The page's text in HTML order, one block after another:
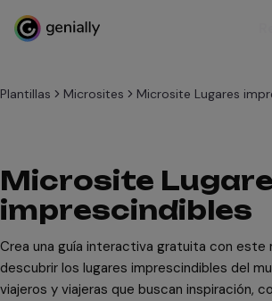
Plantillas Microsites Microsite Lugares
Microsite
imprescindibles
Crea una guía interactiva gratuita con este
descubrir los lugares imprescindibles del
viajeros y viajeras que buscan inspiración,